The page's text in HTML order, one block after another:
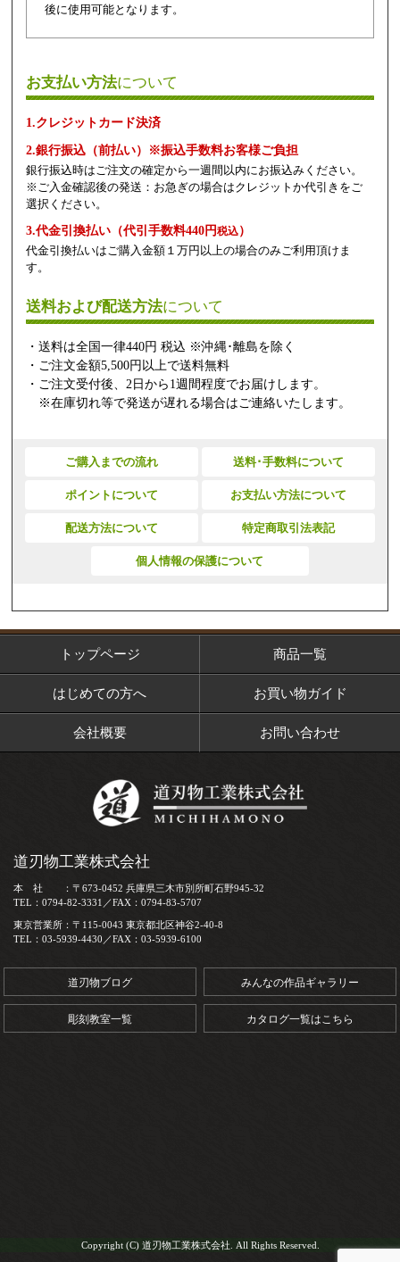
後に使用可能となります。
お支払い方法について
1.クレジットカード決済
2.銀行振込（前払い）※振込手数料お客様ご負担
銀行振込時はご注文の確定から一週間以内にお振込みください。
※ご入金確認後の発送：お急ぎの場合はクレジットか代引きをご
選択ください。
3.代金引換払い（代引手数料440円税込）
代金引換払いはご購入金額１万円以上の場合のみご利用頂けま
す。
送料および配送方法について
・送料は全国一律440円 税込 ※沖縄･離島を除く
・ご注文金額5,500円以上で送料無料
・ご注文受付後、2日から1週間程度でお届けします。
※在庫切れ等で発送が遅れる場合はご連絡いたします。
ご購入までの流れ 送料･手数料について
ポイントについて お支払い方法について
配送方法について 特定商取引法表記
個人情報の保護について
トップページ 商品一覧
はじめての方へ お買い物ガイド
会社概要 お問い合わせ
道刃物工業株式会社
本 社 ：〒673-0452 兵庫県三木市別所町石野945-32
TEL：0794-82-3331／FAX：0794-83-5707
東京営業所：〒115-0043 東京都北区神谷2-40-8
TEL：03-5939-4430／FAX：03-5939-6100
道刃物ブログ みんなの作品ギャラリー
彫刻教室一覧 カタログ一覧はこちら
Copyright (C) 道刃物工業株式会社. All Rights Reserved.